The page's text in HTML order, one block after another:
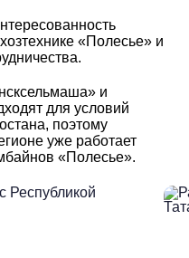
«Полесье» и
и
для условий
поэтому
уже работает
«Полесье».